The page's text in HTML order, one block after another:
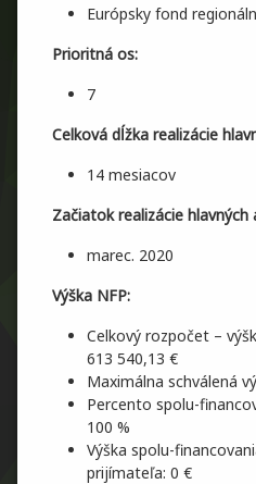
Európsky fond
Prioritná os:
7
Celková dĺžka realizácie
14 mesiacov
Začiatok realizácie
marec. 2020
Výška NFP:
Celkový rozpočet –
613 540,13 €
Maximálna schválená
Percento spolu-
100 %
Výška spolu-
prijímateľa: 0 €